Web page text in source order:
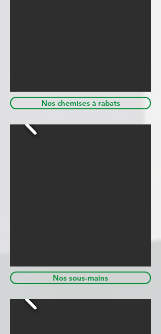
Nos chemises à rabats
Nos sous-mains